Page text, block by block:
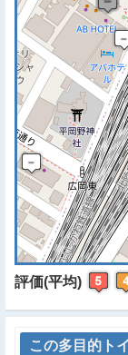
評価(平均)
この多目的ト